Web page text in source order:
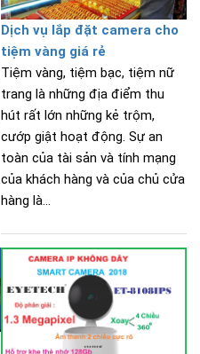
Dịch vụ lắp đặt camera cho
tiệm vàng giá rẻ
Tiệm vàng, tiệm bạc, tiệm nữ
trang là những địa điểm thu
hút rất lớn những kẻ trộm,
cướp giật hoạt động. Sự an
toàn của tài sản và tính mạng
của khách hàng và của chủ cửa
hàng là...